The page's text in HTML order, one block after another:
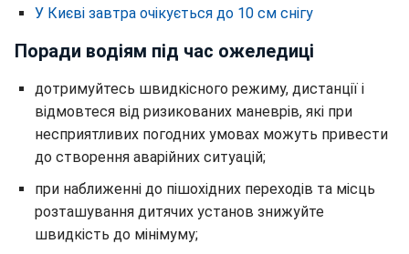
У Києві завтра очікується до 10 см снігу
Поради водіям під час ожеледиці
дотримуйтесь швидкісного режиму, дистанції і
відмовтеся від ризикованих маневрів, які при
несприятливих погодних умовах можуть привести
до створення аварійних ситуацій;
при наближенні до пішохідних переходів та місць
розташування дитячих установ знижуйте
швидкість до мінімуму;